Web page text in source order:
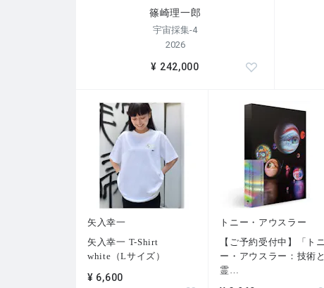
篠崎理一郎
宇宙採集-4
2026
¥ 242,000
矢入幸一
矢入幸一 T-Shirt
white（Lサイズ）
¥ 6,600
トニー・アウスラー
【ご予約受付中】「トニ
ー・アウスラー：技術と
霊